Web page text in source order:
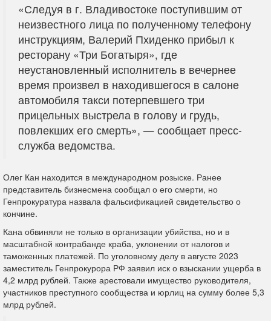
«Следуя в г. Владивостоке поступившим от
неизвестного лица по полученному телефону
инструкциям, Валерий Пхиденко прибыл к
ресторану «Три Богатыря», где
неустановленный исполнитель в вечернее
время произвел в находившегося в салоне
автомобиля такси потерпевшего три
прицельных выстрела в голову и грудь,
повлекших его смерть», — сообщает пресс-
служба ведомства.
Олег Кан находится в международном розыске. Ранее
представитель бизнесмена сообщал о его смерти, но
Генпрокуратура назвала фальсификацией свидетельство о
кончине.
Кана обвиняли не только в организации убийства, но и в
масштабной контрабанде краба, уклонении от налогов и
таможенных платежей. По уголовному делу в августе 2023
заместитель Генпрокурора РФ заявил иск о взыскании ущерба в
4,2 млрд рублей. Также арестовали имущество руководителя,
участников преступного сообщества и юрлиц на сумму более 5,3
млрд рублей.